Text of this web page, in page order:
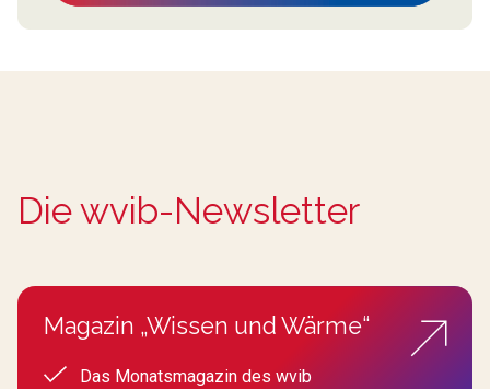
Die wvib-Newsletter
Magazin „Wissen und Wärme“
Das Monatsmagazin des wvib